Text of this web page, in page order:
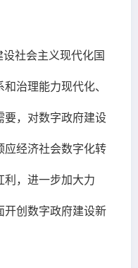
社会主义现代化国
治理能力现代化、
要，对数字政府建设
应经济社会数字化转
利，进一步加大力
开创数字政府建设新